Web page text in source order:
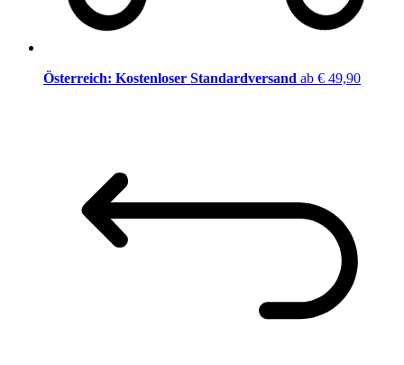
Österreich: Kostenloser Standardversand ab € 49,90